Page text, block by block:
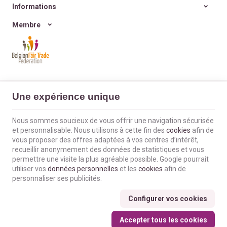
Informations
Membre
L'Envol du Colibri | N° d'entreprise : BE0660802404 |
Contact |Conditions générales
© Copyright 2023-2026 -E-net Business, accélérateur d'e-commerce pour
commerçants, indépendants & PME
Une expérience unique
Nous sommes soucieux de vous offrir une navigation sécurisée
et personnalisable. Nous utilisons à cette fin des cookies afin de
vous proposer des offres adaptées à vos centres d’intérêt,
recueillir anonymement des données de statistiques et vous
permettre une visite la plus agréable possible. Google pourrait
utiliser vos données personnelles et les cookies afin de
personnaliser ses publicités.
Configurer vos cookies
Accepter tous les cookies